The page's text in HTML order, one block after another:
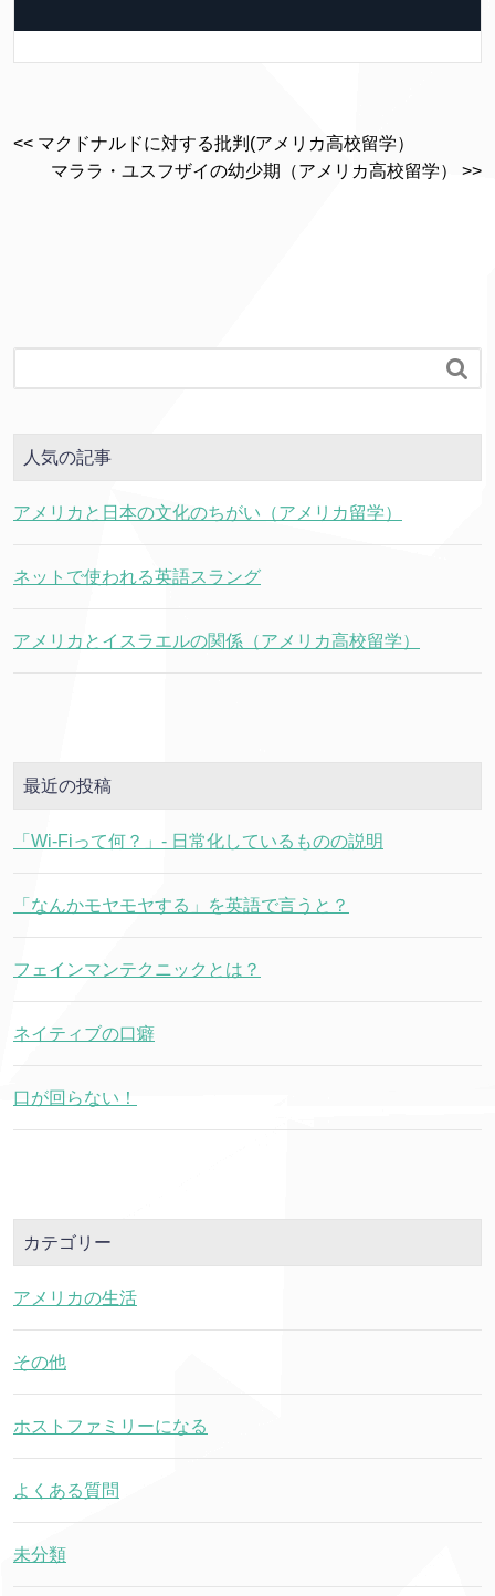
<< マクドナルドに対する批判(アメリカ高校留学）
マララ・ユスフザイの幼少期（アメリカ高校留学） >>

人気の記事
アメリカと日本の文化のちがい（アメリカ留学）
ネットで使われる英語スラング
アメリカとイスラエルの関係（アメリカ高校留学）
最近の投稿
「Wi-Fiって何？」- 日常化しているものの説明
「なんかモヤモヤする」を英語で言うと？
フェインマンテクニックとは？
ネイティブの口癖
口が回らない！
カテゴリー
アメリカの生活
その他
ホストファミリーになる
よくある質問
未分類